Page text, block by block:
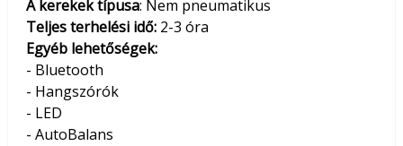
A kerekek típusa: Nem pneumatikus
Teljes terhelési idő: 2-3 óra
Egyéb lehetőségek:
- Bluetooth
- Hangszórók
- LED
- AutoBalans